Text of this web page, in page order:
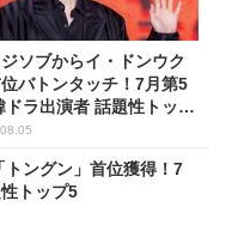
ソブからイ・ドンウク
バトンタッチ！7月第5
ドラ出演者 話題性トップ
ングン」首位獲得！7
トップ5